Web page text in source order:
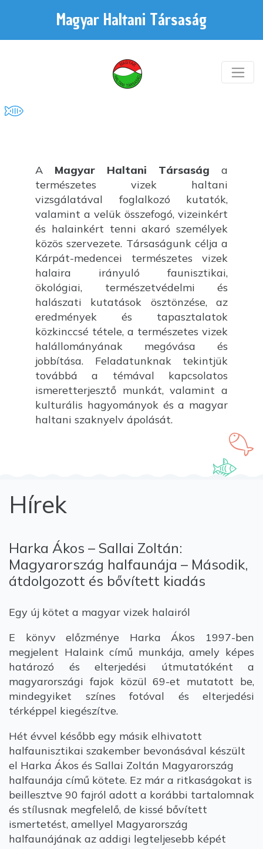
Magyar Haltani Társaság
A Magyar Haltani Társaság a
természetes vizek haltani
vizsgálatával foglalkozó kutatók,
valamint a velük összefogó, vizeinkért
és halainkért tenni akaró személyek
közös szervezete. Társaságunk célja a
Kárpát-medencei természetes vizek
halaira irányuló faunisztikai,
ökológiai, természetvédelmi és
halászati kutatások ösztönzése, az
eredmények és tapasztalatok
közkinccsé tétele, a természetes vizek
halállományának megóvása és
jobbítása. Feladatunknak tekintjük
továbbá a témával kapcsolatos
ismeretterjesztő munkát, valamint a
kulturális hagyományok és a magyar
haltani szaknyelv ápolását.
Hírek
Harka Ákos – Sallai Zoltán:
Magyarország halfaunája – Második,
átdolgozott és bővített kiadás
Egy új kötet a magyar vizek halairól
E könyv előzménye Harka Ákos 1997-ben
megjelent Halaink című munkája, amely képes
határozó és elterjedési útmutatóként a
magyarországi fajok közül 69-et mutatott be,
mindegyiket színes fotóval és elterjedési
térképpel kiegészítve.
Hét évvel később egy másik elhivatott
halfaunisztikai szakember bevonásával készült
el Harka Ákos és Sallai Zoltán Magyarország
halfaunája című kötete. Ez már a ritkaságokat is
beillesztve 90 fajról adott a korábbi tartalomnak
és stílusnak megfelelő, de kissé bővített
ismertetést, amellyel Magyarország
halfaunájának az addigi legteljesebb képét